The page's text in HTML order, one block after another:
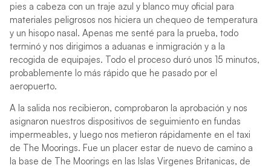
pies a cabeza con un traje azul y blanco muy oficial para
materiales peligrosos nos hiciera un chequeo de temperatura
y un hisopo nasal. Apenas me senté para la prueba, todo
terminó y nos dirigimos a aduanas e inmigración y a la
recogida de equipajes. Todo el proceso duró unos 15 minutos,
probablemente lo más rápido que he pasado por el
aeropuerto.
A la salida nos recibieron, comprobaron la aprobación y nos
asignaron nuestros dispositivos de seguimiento en fundas
impermeables, y luego nos metieron rápidamente en el taxi
de The Moorings. Fue un placer estar de nuevo de camino a
la base de The Moorings en las Islas Virgenes Britanicas, de